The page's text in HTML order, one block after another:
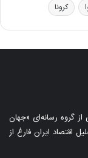
کرونا
گروه رسانه‌ای «جهان
ایران فارغ از